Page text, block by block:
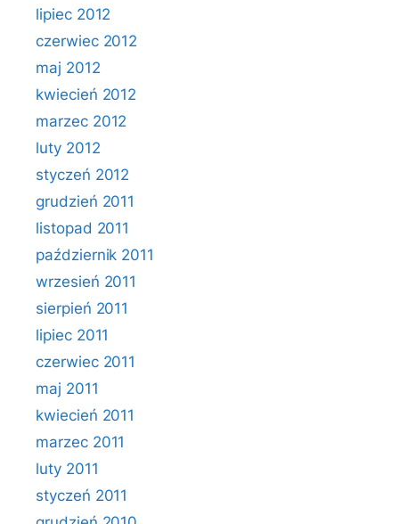
lipiec 2012
czerwiec 2012
maj 2012
kwiecień 2012
marzec 2012
luty 2012
styczeń 2012
grudzień 2011
listopad 2011
październik 2011
wrzesień 2011
sierpień 2011
lipiec 2011
czerwiec 2011
maj 2011
kwiecień 2011
marzec 2011
luty 2011
styczeń 2011